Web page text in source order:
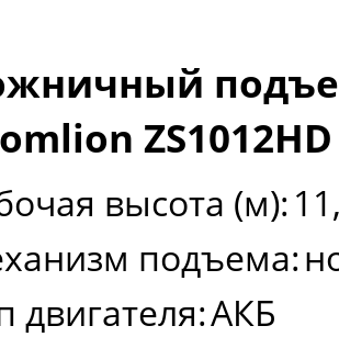
ZS1012HD
высота (м):
подъема:
двигателя:АКБ